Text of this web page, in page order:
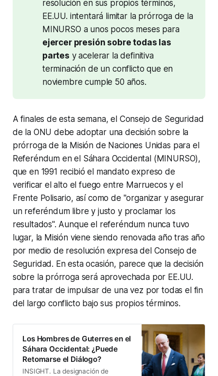
resolución en sus propios términos,
EE.UU. intentará limitar la prórroga de la
MINURSO a unos pocos meses para
ejercer presión sobre todas las
partes y acelerar la definitiva
terminación de un conflicto que en
noviembre cumple 50 años.
A finales de esta semana, el Consejo de Seguridad
de la ONU debe adoptar una decisión sobre la
prórroga de la Misión de Naciones Unidas para el
Referéndum en el Sáhara Occidental (MINURSO),
que en 1991 recibió el mandato expreso de
verificar el alto el fuego entre Marruecos y el
Frente Polisario, así como de "organizar y asegurar
un referéndum libre y justo y proclamar los
resultados". Aunque el referéndum nunca tuvo
lugar, la Misión viene siendo renovada año tras año
por medio de resolución expresa del Consejo de
Seguridad. En esta ocasión, parece que la decisión
sobre la prórroga será aprovechada por EE.UU.
para tratar de impulsar de una vez por todas el fin
del largo conflicto bajo sus propios términos.
Los Hombres de Guterres en el
Sáhara Occidental: ¿Puede
Retomarse el Diálogo?
INSIGHT. La designación de